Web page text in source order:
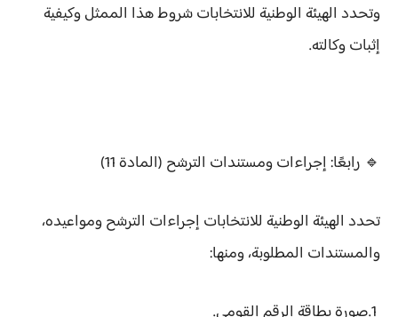
وتحدد الهيئة الوطنية للانتخابات شروط هذا الممثل وكيفية
إثبات وكالته.
🔹 رابعًا: إجراءات ومستندات الترشح (المادة 11)
تحدد الهيئة الوطنية للانتخابات إجراءات الترشح ومواعيده،
والمستندات المطلوبة، ومنها: